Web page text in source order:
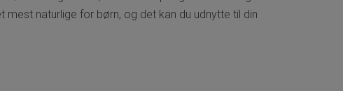
naturlige for børn, og det kan du udnytte til din